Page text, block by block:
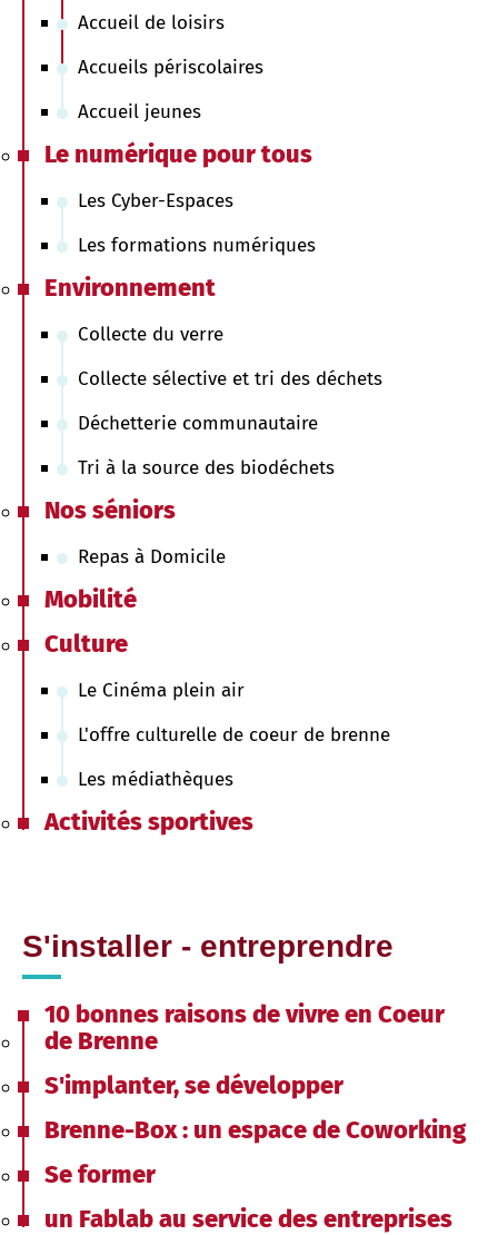
Accueil de loisirs
Accueils périscolaires
Accueil jeunes
Le numérique pour tous
Les Cyber-Espaces
Les formations numériques
Environnement
Collecte du verre
Collecte sélective et tri des déchets
Déchetterie communautaire
Tri à la source des biodéchets
Nos séniors
Repas à Domicile
Mobilité
Culture
Le Cinéma plein air
L'offre culturelle de coeur de brenne
Les médiathèques
Activités sportives
S'installer - entreprendre
10 bonnes raisons de vivre en Coeur
de Brenne
S'implanter, se développer
Brenne-Box : un espace de Coworking
Se former
un Fablab au service des entreprises